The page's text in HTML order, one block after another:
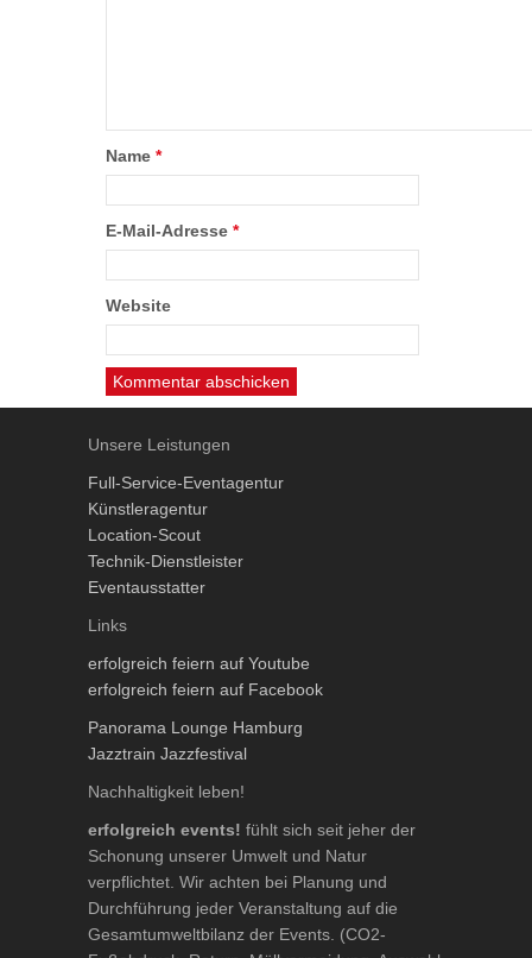
Name *
E-Mail-Adresse *
Website
Unsere Leistungen
Full-Service-Eventagentur
Künstleragentur
Location-Scout
Technik-Dienstleister
Eventausstatter
Links
erfolgreich feiern auf Youtube
erfolgreich feiern auf Facebook
Panorama Lounge Hamburg
Jazztrain Jazzfestival
Nachhaltigkeit leben!
erfolgreich events! fühlt sich seit jeher der
Schonung unserer Umwelt und Natur
verpflichtet. Wir achten bei Planung und
Durchführung jeder Veranstaltung auf die
Gesamtumweltbilanz der Events. (CO2-